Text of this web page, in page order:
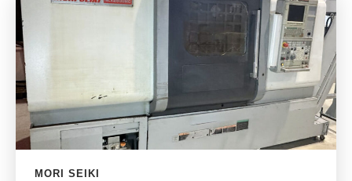
MORI SEIKI